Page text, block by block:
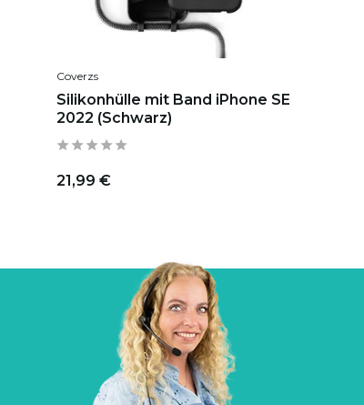
Coverzs
Silikonhülle mit Band iPhone SE
2022 (Schwarz)
21,99 €